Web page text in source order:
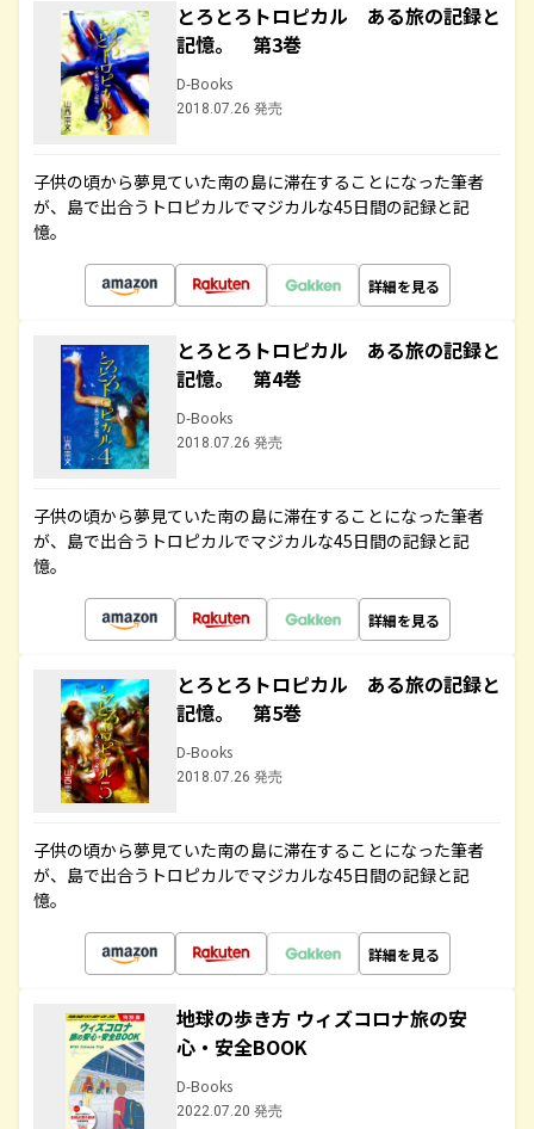
とろとろトロピカル ある旅の記録と
記憶。 第3巻
D-Books
2018.07.26 発売
子供の頃から夢見ていた南の島に滞在することになった筆者
が、島で出合うトロピカルでマジカルな45日間の記録と記
憶。
詳細を見る
とろとろトロピカル ある旅の記録と
記憶。 第4巻
D-Books
2018.07.26 発売
子供の頃から夢見ていた南の島に滞在することになった筆者
が、島で出合うトロピカルでマジカルな45日間の記録と記
憶。
詳細を見る
とろとろトロピカル ある旅の記録と
記憶。 第5巻
D-Books
2018.07.26 発売
子供の頃から夢見ていた南の島に滞在することになった筆者
が、島で出合うトロピカルでマジカルな45日間の記録と記
憶。
詳細を見る
地球の歩き方 ウィズコロナ旅の安
心・安全BOOK
D-Books
2022.07.20 発売